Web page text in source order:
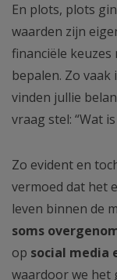
En plots, plots
waarden zijn
financiële
bepalen. Zo vaak
vinden jullie
vraag stel: “Wat
Zo evident en
vermoed dat het
leven binnen de
soms
op social media
waardoor we